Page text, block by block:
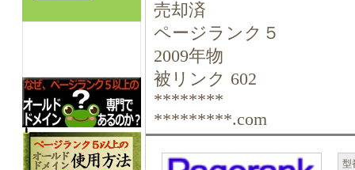
売却済
ページランク５
2009年物
被リンク 602
********
*********.com
型